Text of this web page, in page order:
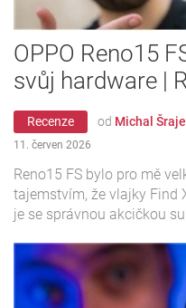
OPPO Reno15
svůj hardware |
Recenze od Michal
11. červen 2026
Reno15 FS bylo pro mě
tajemstvím, že vlajky Find
je se správnou akcičkou